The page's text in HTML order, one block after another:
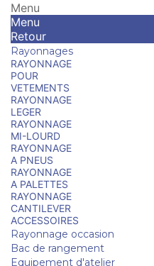
Menu
Menu
Retour
Rayonnages
RAYONNAGE
POUR
VETEMENTS
RAYONNAGE
LEGER
RAYONNAGE
MI-LOURD
RAYONNAGE
A PNEUS
RAYONNAGE
A PALETTES
RAYONNAGE
CANTILEVER
ACCESSOIRES
Rayonnage occasion
Bac de rangement
Equipement d'atelier